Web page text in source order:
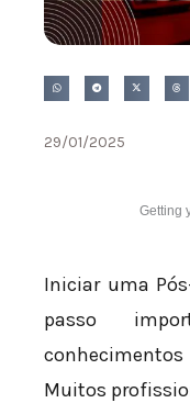
29/01/2025
Getting
Iniciar uma
passo
Muitos